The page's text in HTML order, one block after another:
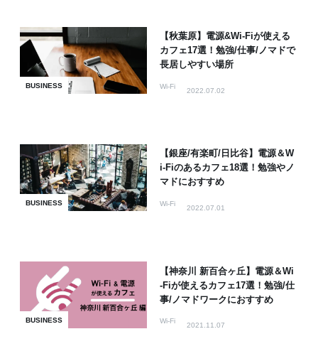
BUSINESS
【秋葉原】電源&Wi-Fiが使える
カフェ17選！勉強/仕事/ノマドで
長居しやすい場所
Wi-Fi
2022.07.02
BUSINESS
【銀座/有楽町/日比谷】電源＆W
i-Fiのあるカフェ18選！勉強やノ
マドにおすすめ
Wi-Fi
2022.07.01
BUSINESS
【神奈川 新百合ヶ丘】電源＆Wi
-Fiが使えるカフェ17選！勉強/仕
事/ノマドワークにおすすめ
Wi-Fi
2021.11.07